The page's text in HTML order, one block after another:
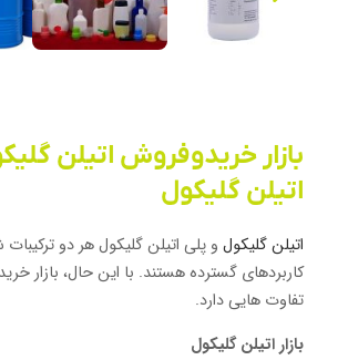
بازار خریدوفروش اتیلن
اتیلن گلیکول
اتیلن گلیکول و پلی اتیلن گلیکول هر دو ترکیبات
کاربردهای گسترده هستند. با این حال، بازار
تفاوت هایی دارد.
بازار اتیلن گلیکول